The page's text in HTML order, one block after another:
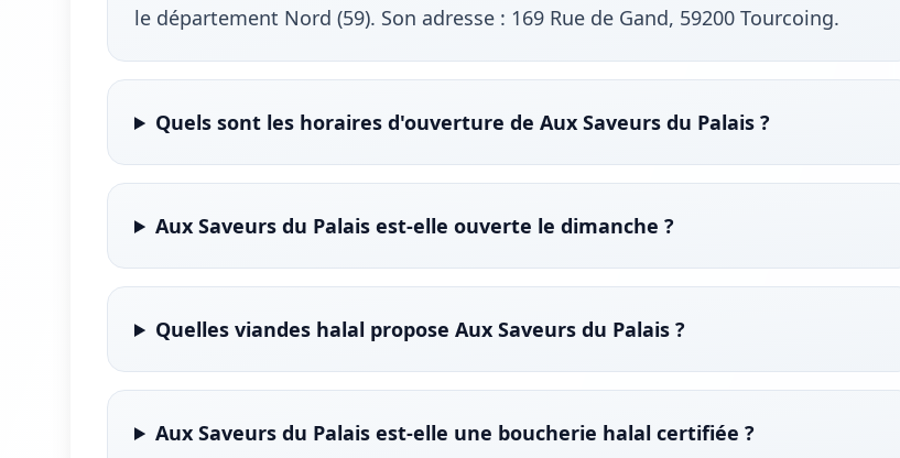
le département Nord (59). Son adresse : 169 Rue de Gand, 59200 Tourcoing.
Quels sont les horaires d'ouverture de Aux Saveurs du Palais ?
Aux Saveurs du Palais est-elle ouverte le dimanche ?
Quelles viandes halal propose Aux Saveurs du Palais ?
Aux Saveurs du Palais est-elle une boucherie halal certifiée ?